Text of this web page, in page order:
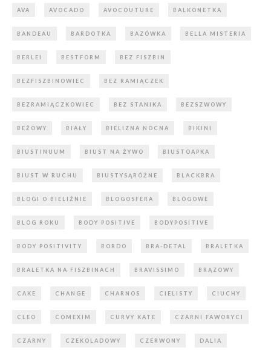
AVA AVOCADO AVOCOUTURE BALKONETKA
BANDEAU BARDOTKA BAZÓWKA BELLA MISTERIA
BERLEI BESTFORM BEZ FISZBIN
BEZFISZBINOWIEC BEZ RAMIĄCZEK
BEZRAMIĄCZKOWIEC BEZ STANIKA BEZSZWOWY
BEŻOWY BIAŁY BIELIZNA NOCNA BIKINI
BIUSTINUUM BIUST NA ŻYWO BIUSTOAPKA
BIUST W RUCHU BIUSTYSĄRÓŻNE BLACKBRA
BLOGI O BIELIŹNIE BLOGOSFERA BLOGOWE
BLOG ROKU BODY POSITIVE BODYPOSITIVE
BODY POSITIVITY BORDO BRA-DETAL BRALETKA
BRALETKA NA FISZBINACH BRAVISSIMO BRĄZOWY
CAKE CHANGE CHARNOS CIELISTY CIUCHY
CLEO COMEXIM CURVY KATE CZARNI FAWORYCI
CZARNY CZEKOLADOWY CZERWONY DALIA